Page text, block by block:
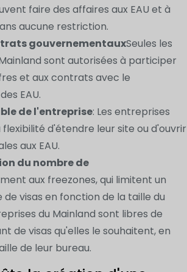
faire des affaires aux EAU et à
aucune restriction.
gouvernementauxSeules les
sont autorisées à participer
et aux contrats avec le
EAU.
de l'entreprise: Les entreprises
d'étendre leur site ou d'ouvrir
aux EAU.
du nombre de
aux freezones, qui limitent un
visas en fonction de la taille du
du Mainland sont libres de
de visas qu'elles le souhaitent, en
de leur bureau.